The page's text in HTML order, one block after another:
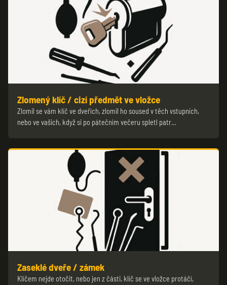
Zlomený klíč / cizí předmět ve vložce
Zlomil se vám klíč ve dveřích, zlomil ho soused v těch vstupních,
nebo ve vašich, když si po pátečním večeru spletl patr…
Zaseklé dveře / zámek
Klíčem nejde otočit, nebo jen z části, klíč se ve vložce protáčí,